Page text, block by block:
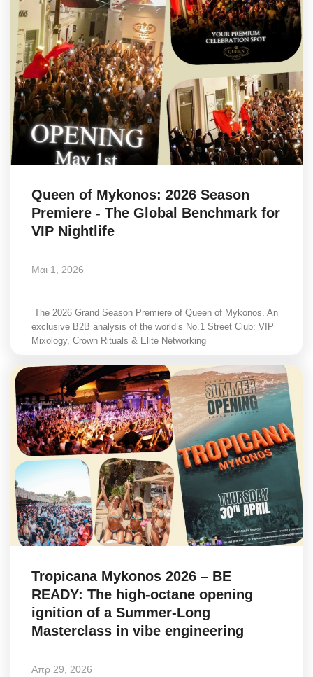
Queen of Mykonos: 2026 Season
Premiere - The Global Benchmark for
VIP Nightlife
Μαι 1, 2026
The 2026 Grand Season Premiere of Queen of Mykonos. An
exclusive B2B analysis of the world’s No.1 Street Club: VIP
Mixology, Crown Rituals & Elite Networking
Tropicana Mykonos 2026 – BE
READY: The high-octane opening
ignition of a Summer-Long
Masterclass in vibe engineering
Απρ 29, 2026